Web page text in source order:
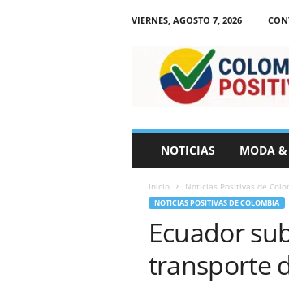
VIERNES, AGOSTO 7, 2026
NOTICIAS MODA &
Inicio Noticias Positivas de
NOTICIAS POSITIVAS DE COLOMBIA
Ecuador
transporte